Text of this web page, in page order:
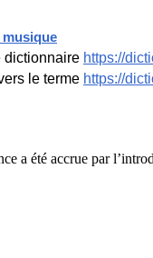
dictionnaire https://
le terme https://
a été accrue par